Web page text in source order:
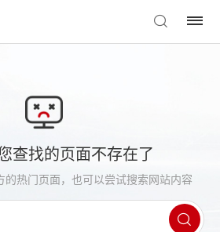
查找的页面不存在了
的热门页面，也可以尝试搜索网站内容